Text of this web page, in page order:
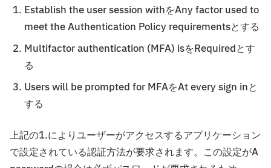
Establish the user session withをAny factor used to
meet the Authentication Policy requirementsとする
Multifactor authentication (MFA) isをRequiredとす
る
Users will be prompted for MFAをAt every sign inと
する
上記の1.によりユーザーがアクセスするアプリケーション
で設定されている認証方法が要求されます。この設定がA